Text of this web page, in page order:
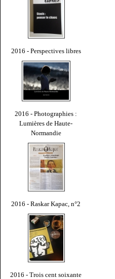
2016 - Perspectives libres
2016 - Photographies :
Lumières de Haute-
Normandie
2016 - Raskar Kapac, n°2
2016 - Trois cent soixante